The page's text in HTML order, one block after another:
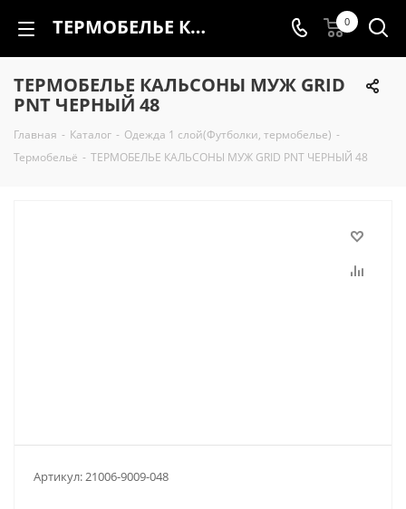
ТЕРМОБЕЛЬЕ КАЛЬСОНЫ МУЖ GRID PNT ЧЕРНЫЙ 48 0
ТЕРМОБЕЛЬЕ КАЛЬСОНЫ МУЖ GRID
PNT ЧЕРНЫЙ 48
Главная - Каталог - Одежда 1 слой(Футболки, термобелье) -
Термобельё - ТЕРМОБЕЛЬЕ КАЛЬСОНЫ МУЖ GRID PNT ЧЕРНЫЙ 48
Артикул:21006-9009-048